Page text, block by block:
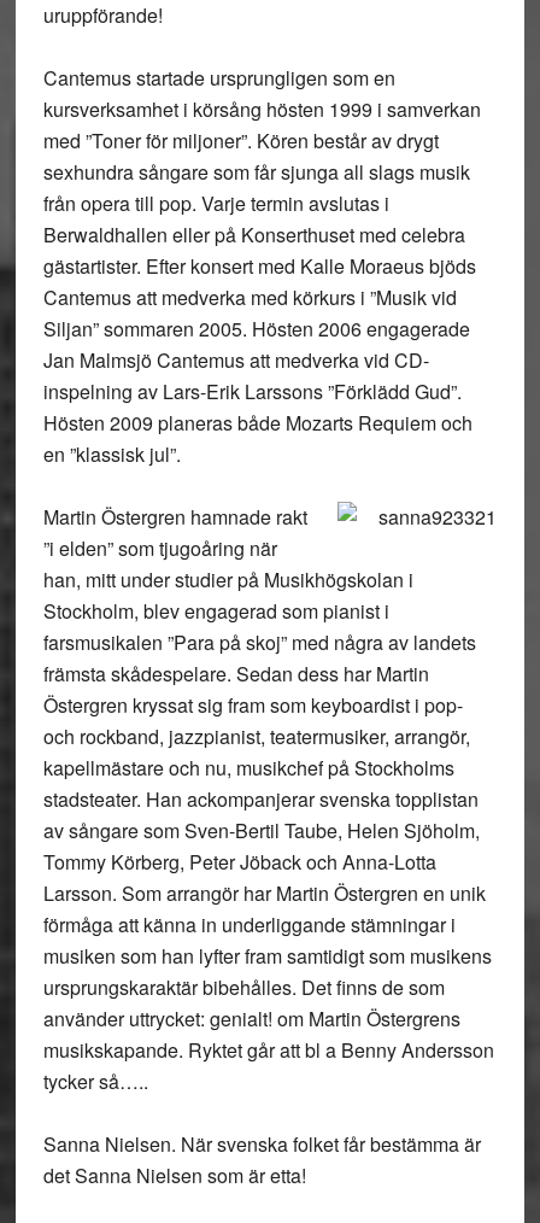
uruppförande!
Cantemus startade ursprungligen som en
kursverksamhet i körsång hösten 1999 i samverkan
med ”Toner för miljoner”. Kören består av drygt
sexhundra sångare som får sjunga all slags musik
från opera till pop. Varje termin avslutas i
Berwaldhallen eller på Konserthuset med celebra
gästartister. Efter konsert med Kalle Moraeus bjöds
Cantemus att medverka med körkurs i ”Musik vid
Siljan” sommaren 2005. Hösten 2006 engagerade
Jan Malmsjö Cantemus att medverka vid CD-
inspelning av Lars-Erik Larssons ”Förklädd Gud”.
Hösten 2009 planeras både Mozarts Requiem och
en ”klassisk jul”.
Martin Östergren hamnade rakt
”i elden” som tjugoåring när
han, mitt under studier på Musikhögskolan i
Stockholm, blev engagerad som pianist i
farsmusikalen ”Para på skoj” med några av landets
främsta skådespelare. Sedan dess har Martin
Östergren kryssat sig fram som keyboardist i pop-
och rockband, jazzpianist, teatermusiker, arrangör,
kapellmästare och nu, musikchef på Stockholms
stadsteater. Han ackompanjerar svenska topplistan
av sångare som Sven-Bertil Taube, Helen Sjöholm,
Tommy Körberg, Peter Jöback och Anna-Lotta
Larsson. Som arrangör har Martin Östergren en unik
förmåga att känna in underliggande stämningar i
musiken som han lyfter fram samtidigt som musikens
ursprungskaraktär bibehålles. Det finns de som
använder uttrycket: genialt! om Martin Östergrens
musikskapande. Ryktet går att bl a Benny Andersson
tycker så…..
Sanna Nielsen. När svenska folket får bestämma är
det Sanna Nielsen som är etta!